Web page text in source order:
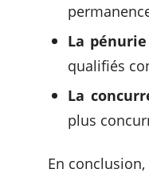
La
qualifiés
La
plus
En